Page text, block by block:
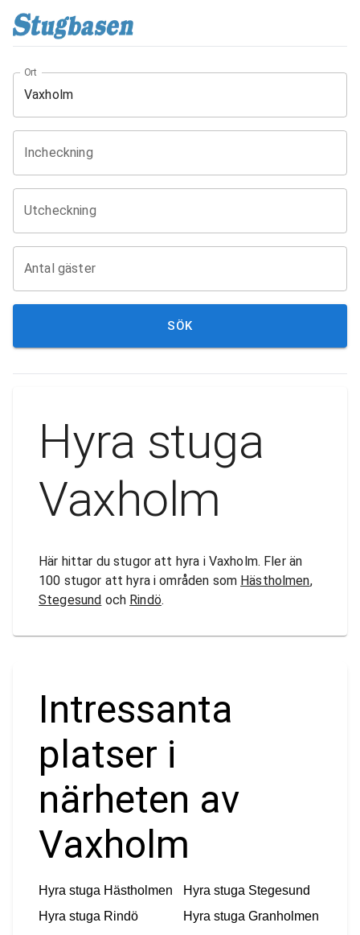
Ort
Incheckning
Utcheckning
Antal gäster
SÖK
Hyra stuga
Vaxholm
Här hittar du stugor att hyra i Vaxholm. Fler än
100 stugor att hyra i områden som Hästholmen,
Stegesund och Rindö.
Intressanta
platser i
närheten av
Vaxholm
Hyra stuga Hästholmen Hyra stuga Stegesund
Hyra stuga Rindö Hyra stuga Granholmen